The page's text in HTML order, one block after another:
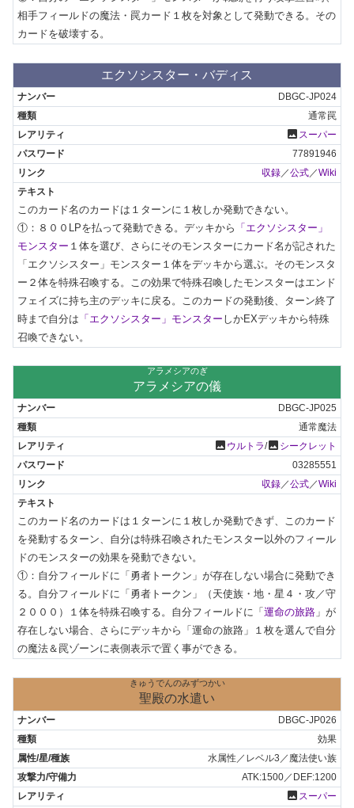
相手フィールドの魔法・罠カード１枚を対象として発動できる。その
カードを破壊する。
エクソシスター・バディス
DBGC-JP024
通常罠
photo スーパー
77891946
収録 ／公式 ／Wiki
このカード名のカードは１ターンに１枚しか発動できない。
①：８００LPを払って発動できる。デッキから 「エクソシスター」
モンスター １体を選び、さらにそのモンスターにカード名が記された
「エクソシスター」モンスター１体をデッキから選ぶ。そのモンスタ
ー２体を特殊召喚する。この効果で特殊召喚したモンスターはエンド
フェイズに持ち主のデッキに戻る。このカードの発動後、ターン終了
時まで自分は 「エクソシスター」モンスター しかEXデッキから特殊
召喚できない。
アラメシアのぎ
アラメシアの儀
DBGC-JP025
通常魔法
photo ウルトラ/photo シークレット
03285551
収録／公式／Wiki
このカード名のカードは１ターンに１枚しか発動できず、このカード
を発動するターン、自分は特殊召喚されたモンスター以外のフィール
ドのモンスターの効果を発動できない。
①：自分フィールドに「勇者トークン」が存在しない場合に発動でき
る。自分フィールドに「勇者トークン」（天使族・地・星４・攻／守
２０００）１体を特殊召喚する。自分フィールドに「 運命の旅路 」が
存在しない場合、さらにデッキから「運命の旅路」１枚を選んで自分
の魔法＆罠ゾーンに表側表示で置く事ができる。
きゅうでんのみずつかい
聖殿の水遣い
DBGC-JP026
効果
水属性／レベル3／魔法使い族
ATK:1500／DEF:1200
photo スーパー